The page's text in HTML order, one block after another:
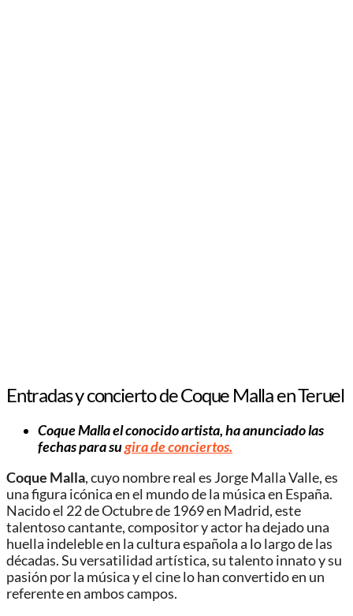
Entradas y concierto de Coque Malla en Teruel
Coque Malla el conocido artista, ha anunciado las
fechas para sugira de conciertos.
Coque Malla, cuyo nombre real es Jorge Malla Valle, es
una figura icónica en el mundo de la música en España.
Nacido el 22 de Octubre de 1969 en Madrid, este
talentoso cantante, compositor y actor ha dejado una
huella indeleble en la cultura española a lo largo de las
décadas. Su versatilidad artística, su talento innato y su
pasión por la música y el cine lo han convertido en un
referente en ambos campos.